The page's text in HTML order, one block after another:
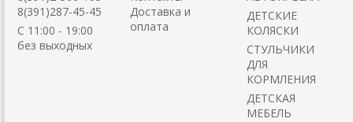
8(391)287-45-45
C 11:00 - 19:00
без выходных
Доставка и
оплата
ДЕТСКИЕ
КОЛЯСКИ
CТУЛЬЧИКИ
ДЛЯ
КОРМЛЕНИЯ
ДЕТСКАЯ
МЕБЕЛЬ